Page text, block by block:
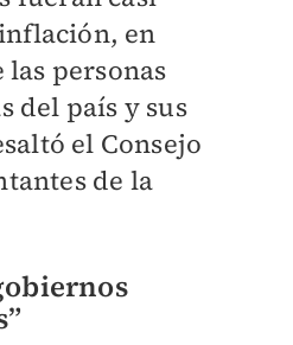
en
personas
del país y sus
el Consejo
de la